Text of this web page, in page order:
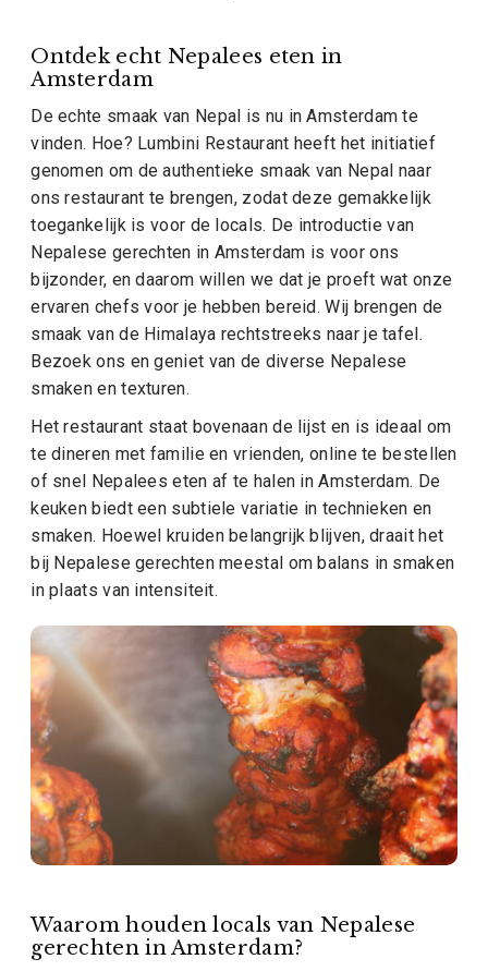
Ontdek echt Nepalees eten in
Amsterdam
De echte smaak van Nepal is nu in Amsterdam te
vinden. Hoe? Lumbini Restaurant heeft het initiatief
genomen om de authentieke smaak van Nepal naar
ons restaurant te brengen, zodat deze gemakkelijk
toegankelijk is voor de locals. De introductie van
Nepalese gerechten in Amsterdam is voor ons
bijzonder, en daarom willen we dat je proeft wat onze
ervaren chefs voor je hebben bereid. Wij brengen de
smaak van de Himalaya rechtstreeks naar je tafel.
Bezoek ons en geniet van de diverse Nepalese
smaken en texturen.
Het restaurant staat bovenaan de lijst en is ideaal om
te dineren met familie en vrienden, online te bestellen
of snel Nepalees eten af te halen in Amsterdam. De
keuken biedt een subtiele variatie in technieken en
smaken. Hoewel kruiden belangrijk blijven, draait het
bij Nepalese gerechten meestal om balans in smaken
in plaats van intensiteit.
Waarom houden locals van Nepalese
gerechten in Amsterdam?